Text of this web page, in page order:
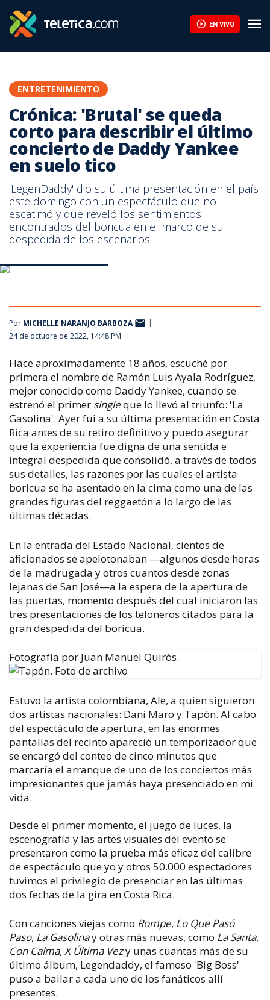
EN VIVO
ENTRETENIMIENTO
Crónica: 'Brutal' se queda
corto para describir el último
concierto de Daddy Yankee
en suelo tico
'LegenDaddy' dio su última presentación en el país
este domingo con un espectáculo que no
escatimó y que reveló los sentimientos
encontrados del boricua en el marco de su
despedida de los escenarios.
Por MICHELLE NARANJO BARBOZA
24 de octubre de 2022, 14:48 PM
Hace aproximadamente 18 años, escuché por
primera el nombre de Ramón Luis Ayala Rodríguez,
mejor conocido como Daddy Yankee, cuando se
estrenó el primer singleque lo llevó al triunfo: 'La
Gasolina'. Ayer fui a su última presentación en Costa
Rica antes de su retiro definitivo y puedo asegurar
que la experiencia fue digna de una sentida e
integral despedida que consolidó, a través de todos
sus detalles, las razones por las cuales el artista
boricua se ha asentado en la cima como una de las
grandes figuras del reggaetón a lo largo de las
últimas décadas.
En la entrada del Estado Nacional, cientos de
aficionados se apelotonaban —algunos desde horas
de la madrugada y otros cuantos desde zonas
lejanas de San José—a la espera de la apertura de
las puertas, momento después del cual iniciaron las
tres presentaciones de los teloneros citados para la
gran despedida del boricua.
Fotografía por Juan Manuel Quirós.
Estuvo la artista colombiana, Ale, a quien siguieron
dos artistas nacionales: Dani Maro y Tapón. Al cabo
del espectáculo de apertura, en las enormes
pantallas del recinto apareció un temporizador que
se encargó del conteo de cinco minutos que
marcaría el arranque de uno de los conciertos más
impresionantes que jamás haya presenciado en mi
vida.
Desde el primer momento, el juego de luces, la
escenografía y las artes visuales del evento se
presentaron como la prueba más eficaz del calibre
de espectáculo que yo y otros 50.000 espectadores
tuvimos el privilegio de presenciar en las últimas
dos fechas de la gira en Costa Rica.
Con canciones viejas como Rompe, Lo Que Pasó
Paso, La Gasolinay otras más nuevas, como La Santa,
Con Calma, X Última Vezy unas cuantas más de su
último álbum, Legendaddy, el famoso 'Big Boss'
puso a bailar a cada uno de los fanáticos allí
presentes.